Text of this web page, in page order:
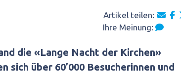
Artikel teilen:
Ihre Meinung:
die «Lange Nacht der Kirchen»
sich über 60’000 Besucherinnen und